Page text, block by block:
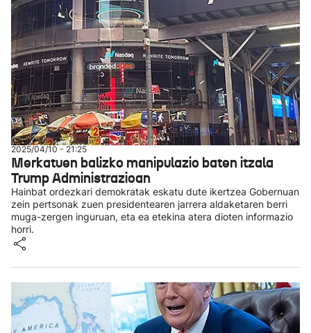
2025/04/10 - 21:25
Merkatuen balizko manipulazio baten itzala
Trump Administrazioan
Hainbat ordezkari demokratak eskatu dute ikertzea Gobernuan
zein pertsonak zuen presidentearen jarrera aldaketaren berri
muga-zergen inguruan, eta ea etekina atera dioten informazio
horri.